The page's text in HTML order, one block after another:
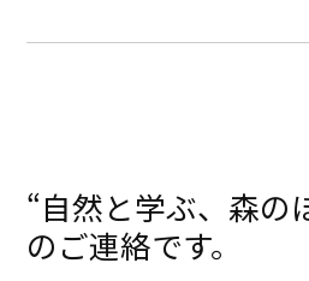
“自然と学ぶ、森の
のご連絡です。